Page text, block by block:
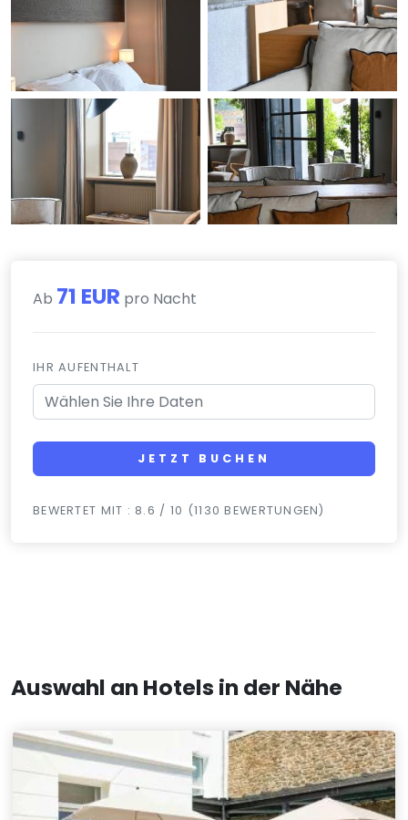
Ab 71 EUR pro Nacht
IHR AUFENTHALT
JETZT BUCHEN
BEWERTET MIT : 8.6 / 10 (1130 BEWERTUNGEN)
Auswahl an Hotels in der Nähe